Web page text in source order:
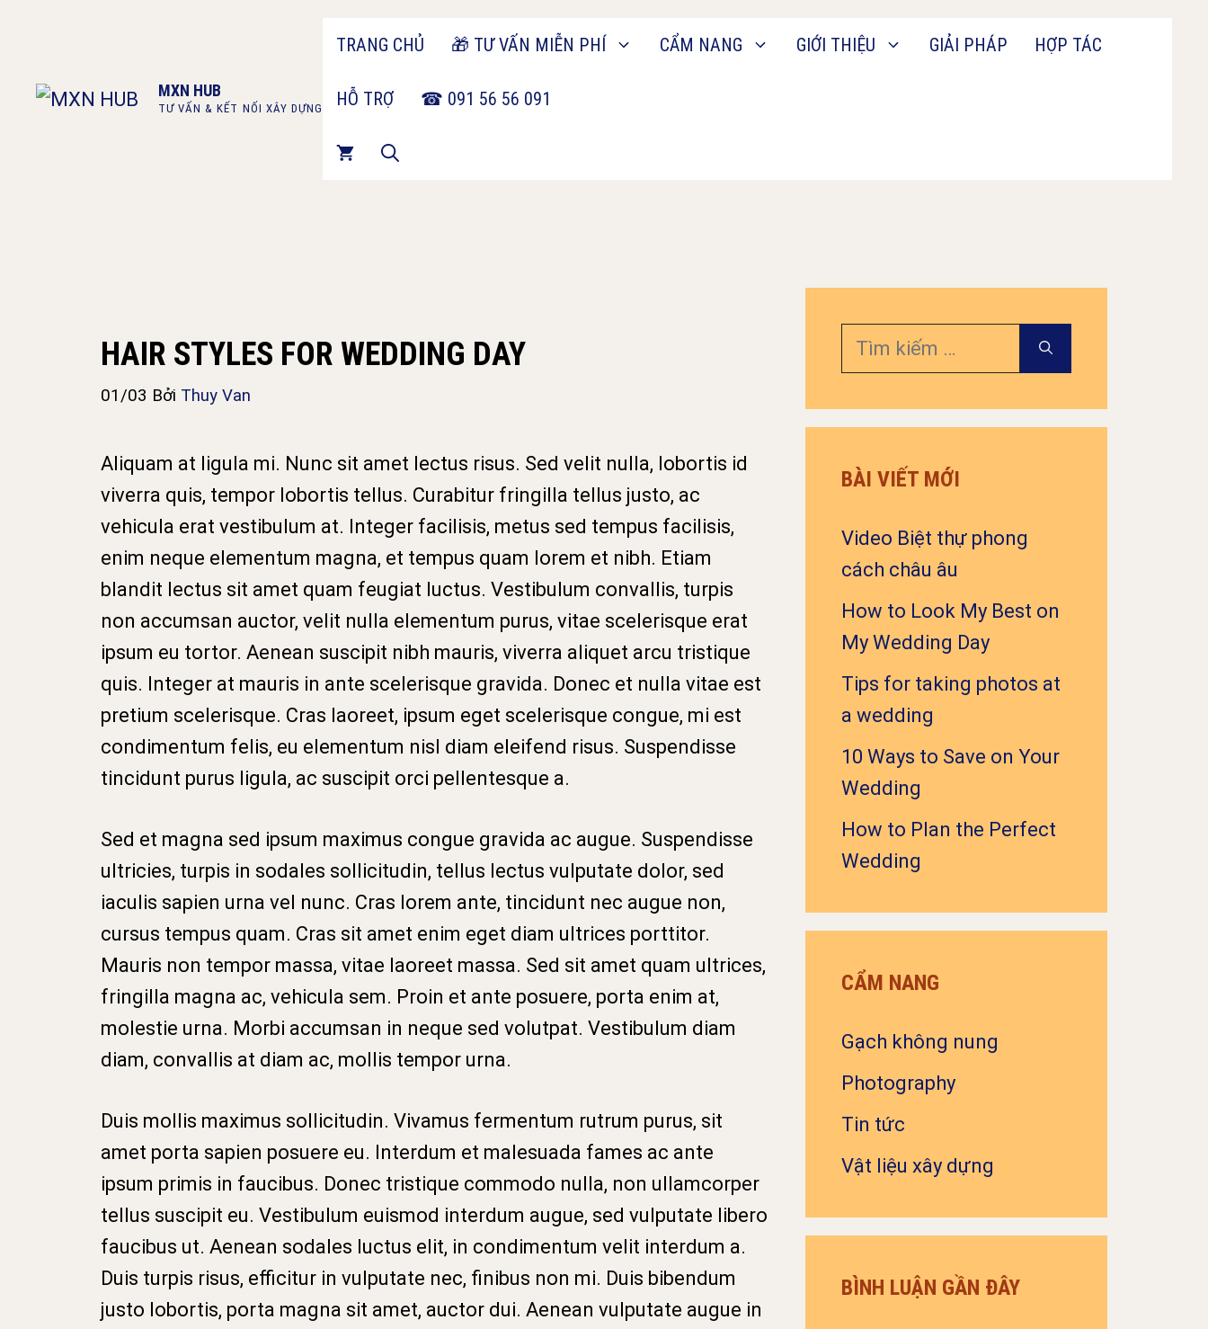
MXN HUB
TƯ VẤN & KẾT NỐI XÂY DỰNG
TRANG CHỦ 🎁 TƯ VẤN MIỄN PHÍ CẨM NANG GIỚI THIỆU GIẢI PHÁP HỢP TÁC
HỖ TRỢ ☎ 091 56 56 091
HAIR STYLES FOR WEDDING DAY
01/03 Bởi Thuy Van
Aliquam at ligula mi. Nunc sit amet lectus risus. Sed velit nulla, lobortis id
viverra quis, tempor lobortis tellus. Curabitur fringilla tellus justo, ac
vehicula erat vestibulum at. Integer facilisis, metus sed tempus facilisis,
enim neque elementum magna, et tempus quam lorem et nibh. Etiam
blandit lectus sit amet quam feugiat luctus. Vestibulum convallis, turpis
non accumsan auctor, velit nulla elementum purus, vitae scelerisque erat
ipsum eu tortor. Aenean suscipit nibh mauris, viverra aliquet arcu tristique
quis. Integer at mauris in ante scelerisque gravida. Donec et nulla vitae est
pretium scelerisque. Cras laoreet, ipsum eget scelerisque congue, mi est
condimentum felis, eu elementum nisl diam eleifend risus. Suspendisse
tincidunt purus ligula, ac suscipit orci pellentesque a.
Sed et magna sed ipsum maximus congue gravida ac augue. Suspendisse
ultricies, turpis in sodales sollicitudin, tellus lectus vulputate dolor, sed
iaculis sapien urna vel nunc. Cras lorem ante, tincidunt nec augue non,
cursus tempus quam. Cras sit amet enim eget diam ultrices porttitor.
Mauris non tempor massa, vitae laoreet massa. Sed sit amet quam ultrices,
fringilla magna ac, vehicula sem. Proin et ante posuere, porta enim at,
molestie urna. Morbi accumsan in neque sed volutpat. Vestibulum diam
diam, convallis at diam ac, mollis tempor urna.
Duis mollis maximus sollicitudin. Vivamus fermentum rutrum purus, sit
amet porta sapien posuere eu. Interdum et malesuada fames ac ante
ipsum primis in faucibus. Donec tristique commodo nulla, non ullamcorper
tellus suscipit eu. Vestibulum euismod interdum augue, sed vulputate libero
faucibus ut. Aenean sodales luctus elit, in condimentum velit interdum a.
Duis turpis risus, efficitur in vulputate nec, finibus non mi. Duis bibendum
justo lobortis, porta magna sit amet, auctor dui. Aenean vulputate augue in
Tìm
kiếm
BÀI VIẾT MỚI
Video Biệt thự phong
cách châu âu
How to Look My Best on
My Wedding Day
Tips for taking photos at
a wedding
10 Ways to Save on Your
Wedding
How to Plan the Perfect
Wedding
CẨM NANG
Gạch không nung
Photography
Tin tức
Vật liệu xây dựng
BÌNH LUẬN GẦN ĐÂY